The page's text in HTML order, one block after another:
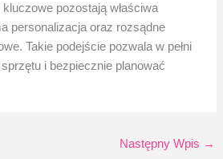
pozostają właściwa
personalizacja oraz rozsądne
Takie podejście pozwala w pełni
i bezpiecznie planować
Następny Wpis →